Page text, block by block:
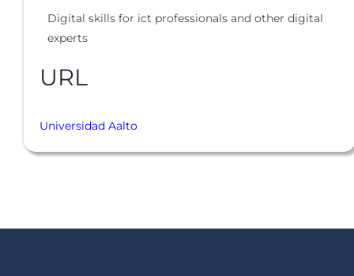
Digital skills for ict professionals and other digital
experts
URL
Universidad Aalto